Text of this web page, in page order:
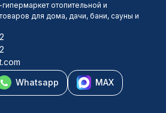
отопительной и
для дома, дачи, бани, сауны и
Whatsapp
MAX